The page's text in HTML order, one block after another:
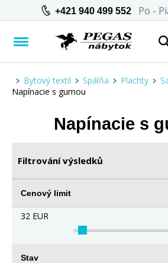
+421 940 499 552 Po -
Bytový textil Spálňa Plachty
Napínacie s gumou
Napínacie s
Filtrování výsledků
Cenový limit
32 EUR
Stav